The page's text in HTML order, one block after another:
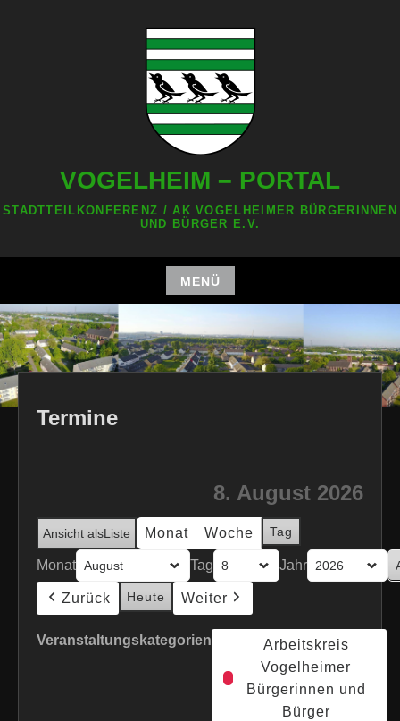
VOGELHEIM – PORTAL
STADTTEILKONFERENZ / AK VOGELHEIMER BÜRGERINNEN
UND BÜRGER E.V.
MENÜ
Zum
Inhalt
springen
Termine
8. August 2026
Ansicht alsListe Monat Woche Tag
Monat Tag Jahr
Zurück Heute Weiter
Veranstaltungskategorien
Arbeitskreis
Vogelheimer
Bürgerinnen und
Bürger